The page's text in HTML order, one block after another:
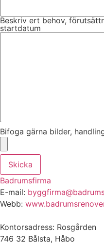
Beskriv ert behov,
startdatum
Bifoga gärna bilder,
Skicka
Badrumsfirma
E-mail:
Webb:
Kontorsadress: Rosgården
746 32 Bålsta, Håbo